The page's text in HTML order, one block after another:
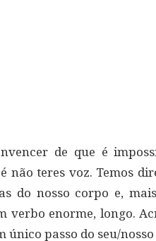
de que é
não teres voz. Temos
do nosso corpo e,
verbo enorme, longo.
único passo do seu/